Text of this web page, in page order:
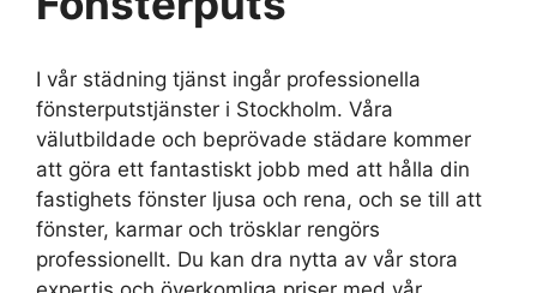
I vår städning tjänst ingår professionella
fönsterputstjänster i Stockholm. Våra
välutbildade och beprövade städare kommer
att göra ett fantastiskt jobb med att hålla din
fastighets fönster ljusa och rena, och se till att
fönster, karmar och trösklar rengörs
professionellt. Du kan dra nytta av vår stora